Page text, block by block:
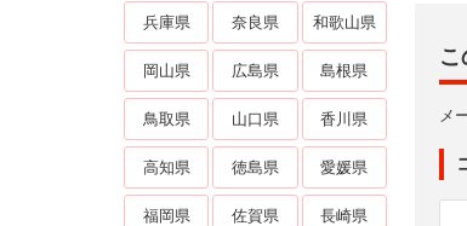
メ
兵庫県 奈良県 和歌山県
岡山県 広島県 島根県
鳥取県 山口県 香川県
高知県 徳島県 愛媛県
福岡県 佐賀県 長崎県